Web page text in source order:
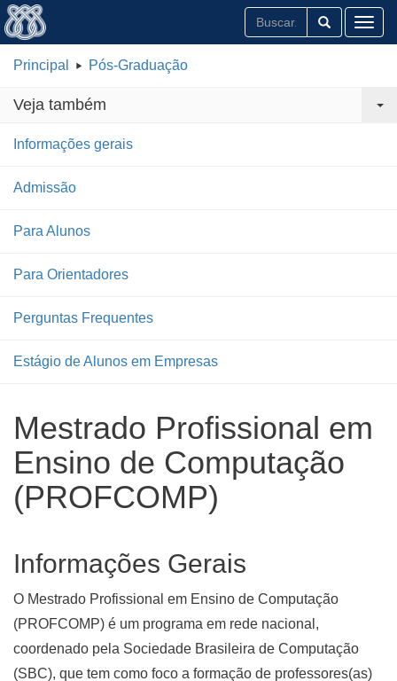
Principal Pós-Graduação
Veja também
Informações gerais
Admissão
Para Alunos
Para Orientadores
Perguntas Frequentes
Estágio de Alunos em Empresas
Mestrado Profissional em
Ensino de Computação
(PROFCOMP)
Informações Gerais
O Mestrado Profissional em Ensino de Computação
(PROFCOMP) é um programa em rede nacional,
coordenado pela Sociedade Brasileira de Computação
(SBC), que tem como foco a formação de professores(as)